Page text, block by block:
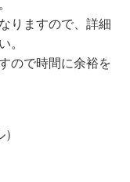
りますので、詳細
。
ので時間に余裕を